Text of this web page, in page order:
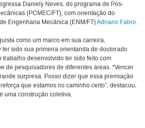
Daniely Neves, do programa de Pós-
(PCMEC/FT), com orientação do
Engenharia Mecânica (ENM/FT)Adriano Fabro.
como um marco em sua carreira,
sido sua primeira orientanda de doutorado
trabalho desenvolvido ter sido feito com
de pesquisadores de diferentes áreas. “Vencer
surpresa. Posso dizer que essa premiação
que estamos no caminho certo”, destacou,
uma construção coletiva.